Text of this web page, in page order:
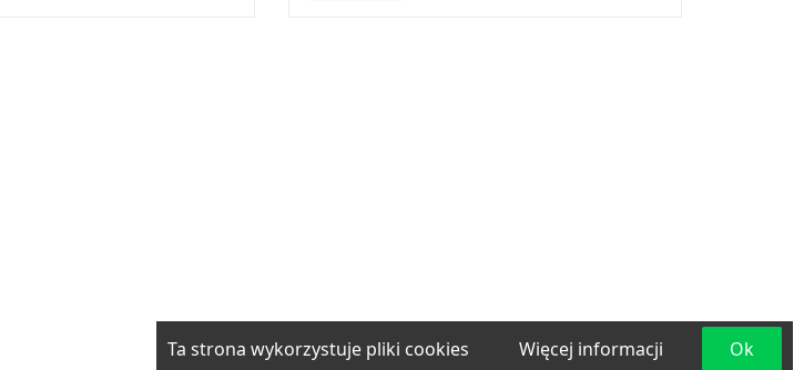
Ta strona wykorzystuje pliki cookies Więcej informacji Ok